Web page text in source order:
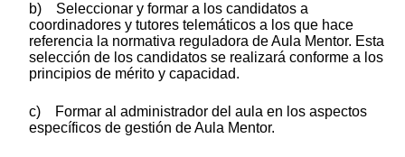
b) Seleccionar y formar a los candidatos a
coordinadores y tutores telemáticos a los que hace
referencia la normativa reguladora de Aula Mentor. Esta
selección de los candidatos se realizará conforme a los
principios de mérito y capacidad.
c) Formar al administrador del aula en los aspectos
específicos de gestión de Aula Mentor.